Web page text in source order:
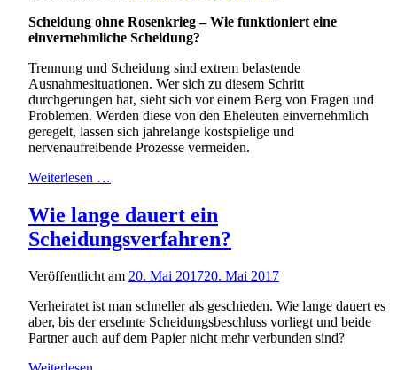
Scheidung ohne Rosenkrieg – Wie funktioniert eine
einvernehmliche Scheidung?
Trennung und Scheidung sind extrem belastende
Ausnahmesituationen. Wer sich zu diesem Schritt
durchgerungen hat, sieht sich vor einem Berg von Fragen und
Problemen. Werden diese von den Eheleuten einvernehmlich
geregelt, lassen sich jahrelange kostspielige und
nervenaufreibende Prozesse vermeiden.
Weiterlesen …
Wie lange dauert ein
Scheidungsverfahren?
Veröffentlicht am 20. Mai 201720. Mai 2017
Verheiratet ist man schneller als geschieden. Wie lange dauert es
aber, bis der ersehnte Scheidungsbeschluss vorliegt und beide
Partner auch auf dem Papier nicht mehr verbunden sind?